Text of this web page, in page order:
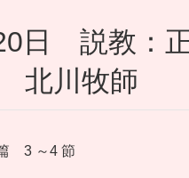
川牧師
3 ～4 節